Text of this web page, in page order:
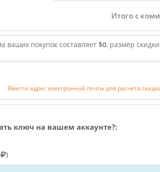
Итого с
ваших покупок составляет $0, размер
Ввести адрес электронной почты для расчёта
ключ на вашем аккаунте?:
)